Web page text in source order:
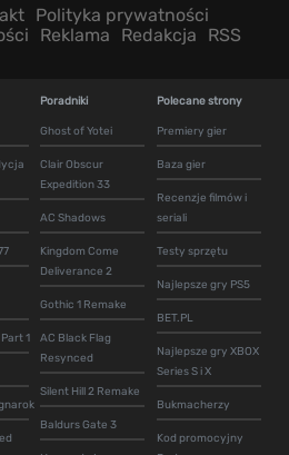
Polityka prywatności
Reklama Redakcja RSS
1
Poradniki
Ghost of Yotei
Clair Obscur
Expedition 33
AC Shadows
Kingdom Come
Deliverance 2
Gothic 1 Remake
AC Black Flag
Resynced
Silent Hill 2 Remake
Baldurs Gate 3
Polecane strony
Premiery gier
Baza gier
Recenzje filmów i
seriali
Testy sprzętu
Najlepsze gry PS5
BET.PL
Najlepsze gry XBOX
Series S i X
Bukmacherzy
Kod promocyjny